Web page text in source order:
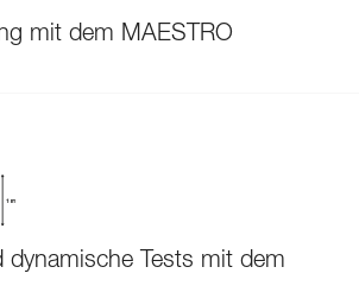
mit dem MAESTRO
dynamische Tests mit dem